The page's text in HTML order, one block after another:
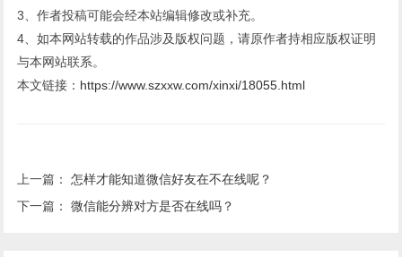
3、作者投稿可能会经本站编辑修改或补充。
4、如本网站转载的作品涉及版权问题，请原作者持相应版权证明
与本网站联系。
本文链接： https://www.szxxw.com/xinxi/18055.html
上一篇：怎样才能知道微信好友在不在线呢？
下一篇：微信能分辨对方是否在线吗？